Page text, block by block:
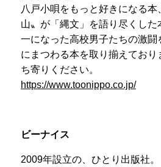
八戸小唄をもっと好きになる
山〟が「縄文」を語り尽くした
一になった高校男子たちの激闘
にまつわる本を取り揃えており
ち寄りください。
https://www.toonippo.co.jp/
ビーナイス
2009年設立の、ひとり出版社